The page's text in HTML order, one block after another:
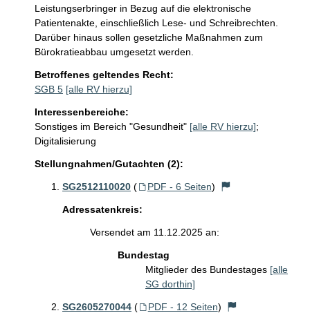
Leistungserbringer in Bezug auf die elektronische
Patientenakte, einschließlich Lese- und Schreibrechten.
Darüber hinaus sollen gesetzliche Maßnahmen zum
Bürokratieabbau umgesetzt werden.
Betroffenes geltendes Recht:
SGB 5 [alle RV hierzu]
Interessenbereiche:
Sonstiges im Bereich "Gesundheit" [alle RV hierzu];
Digitalisierung
Stellungnahmen/Gutachten (2):
SG2512110020 ( PDF - 6 Seiten)
Adressatenkreis:
Versendet am 11.12.2025 an:
Bundestag
Mitglieder des Bundestages [alle
SG dorthin]
SG2605270044 ( PDF - 12 Seiten)